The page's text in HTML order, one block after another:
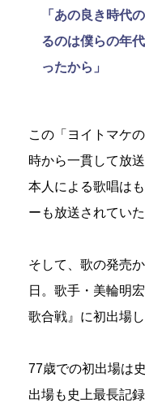
「あの良き時代
るのは僕らの年
ったから」
この「ヨイトマケ
時から一貫して放
本人による歌唱は
ーも放送されていた
そして、歌の発売
日。歌手・美輪明
歌合戦』に初出場し
77歳での初出場は
出場も史上最長記